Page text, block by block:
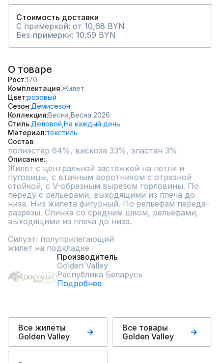
Стоимость доставки
С примеркой: от 10,68 BYN
Без примерки: 10,59 BYN
О товаре
Рост 170
Комплектация Жилет
Цвет розовый
Сезон Демисезон
Коллекция Весна, Весна 2026
Стиль Деловой, На каждый день
Материал текстиль
Состав
полиэстер 64%, вискоза 33%, эластан 3%
Описание
Жилет с центральной застежкой на петли и
пуговицы, с втачным воротником с отрезной
стойкой, с V-образным вырезом горловины. По
переду с рельефами, выходящими из плеча до
низа. Низ жилета фигурный. По рельефам переда-
разрезы. Спинка со средним швом, рельефами,
выходящими из плеча до низа.
Силуэт: полуприлегающий
жилет на подкладке
Производитель
Golden Valley
Республика Беларусь
Подробнее
Все жилеты
Golden Valley
Все товары
Golden Valley